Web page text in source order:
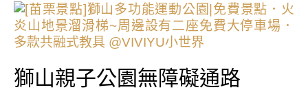
獅山親子公園無障礙通路